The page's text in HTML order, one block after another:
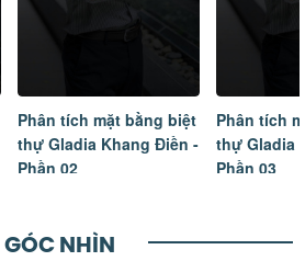
Phân tích mặt bằng biệt
thự Gladia Khang Điền -
Phần 03
Tâm sự
ngôi nhà
hoàn thiện
GÓC NHÌN